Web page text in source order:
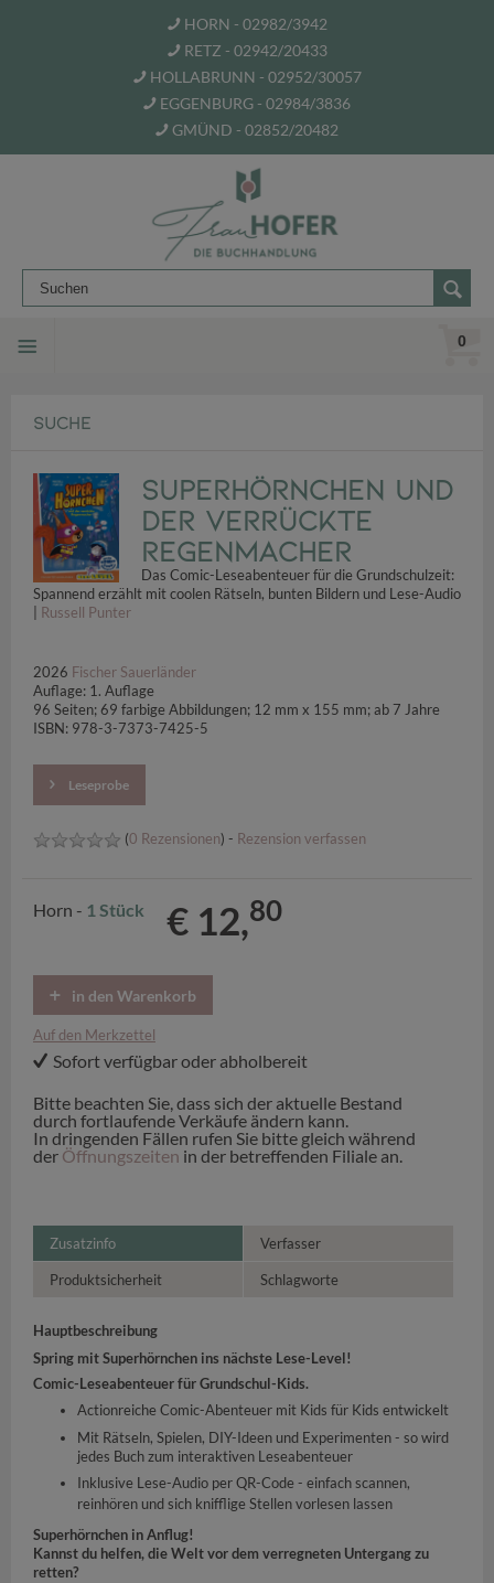
HORN - 02982/3942
RETZ - 02942/20433
HOLLABRUNN - 02952/30057
EGGENBURG - 02984/3836
GMÜND - 02852/20482
0
SUCHE
Superhörnchen und
der verrückte
Regenmacher
Das Comic-Leseabenteuer für die Grundschulzeit:
Spannend erzählt mit coolen Rätseln, bunten Bildern und Lese-Audio
Russell Punter
2026 Fischer Sauerländer
Auflage: 1. Auflage
96 Seiten; 69 farbige Abbildungen; 12 mm x 155 mm; ab 7 Jahre
ISBN: 978-3-7373-7425-5
Leseprobe
(0 Rezensionen) - Rezension verfassen
Horn - 1 Stück € 12,80
in den Warenkorb
Auf den Merkzettel
Sofort verfügbar oder abholbereit
Bitte beachten Sie, dass sich der aktuelle Bestand
durch fortlaufende Verkäufe ändern kann.
In dringenden Fällen rufen Sie bitte gleich während
der Öffnungszeiten in der betreffenden Filiale an.
Zusatzinfo Verfasser
Produktsicherheit Schlagworte
Hauptbeschreibung
Spring mit Superhörnchen ins nächste Lese-Level!
Comic-Leseabenteuer für Grundschul-Kids.
Actionreiche Comic-Abenteuer mit Kids für Kids entwickelt
Mit Rätseln, Spielen, DIY-Ideen und Experimenten - so wird
jedes Buch zum interaktiven Leseabenteuer
Inklusive Lese-Audio per QR-Code - einfach scannen,
reinhören und sich knifflige Stellen vorlesen lassen
Superhörnchen in Anflug!
Kannst du helfen, die Welt vor dem verregneten Untergang zu
retten?